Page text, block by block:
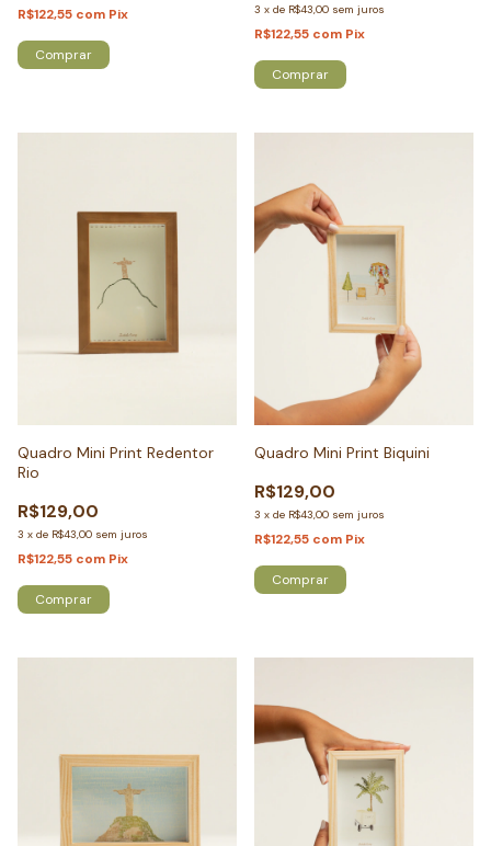
R$122,55 com Pix
Comprar
3 x de R$43,00 sem juros
R$122,55 com Pix
Comprar
Quadro Mini Print Redentor
Rio
R$129,00
3 x de R$43,00 sem juros
R$122,55 com Pix
Comprar
Quadro Mini Print Biquini
R$129,00
3 x de R$43,00 sem juros
R$122,55 com Pix
Comprar